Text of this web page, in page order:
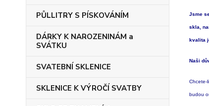
PŮLLITRY S PÍSKOVÁNÍM
DÁRKY K NAROZENINÁM a
SVÁTKU
SVATEBNÍ SKLENICE
SKLENICE K VÝROČÍ SVATBY
Jsme
skla,
kvalita
Naši
Chcete-
budou